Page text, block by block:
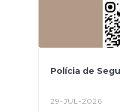
Polícia de
29-JUL-2026